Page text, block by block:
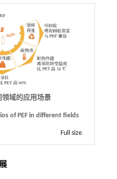
领域的应用场景
of PEF in different fields
Full size